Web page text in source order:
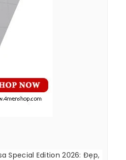
Special Edition 2026: Đẹp,